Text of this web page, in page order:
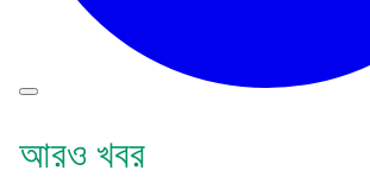
আরও খবর